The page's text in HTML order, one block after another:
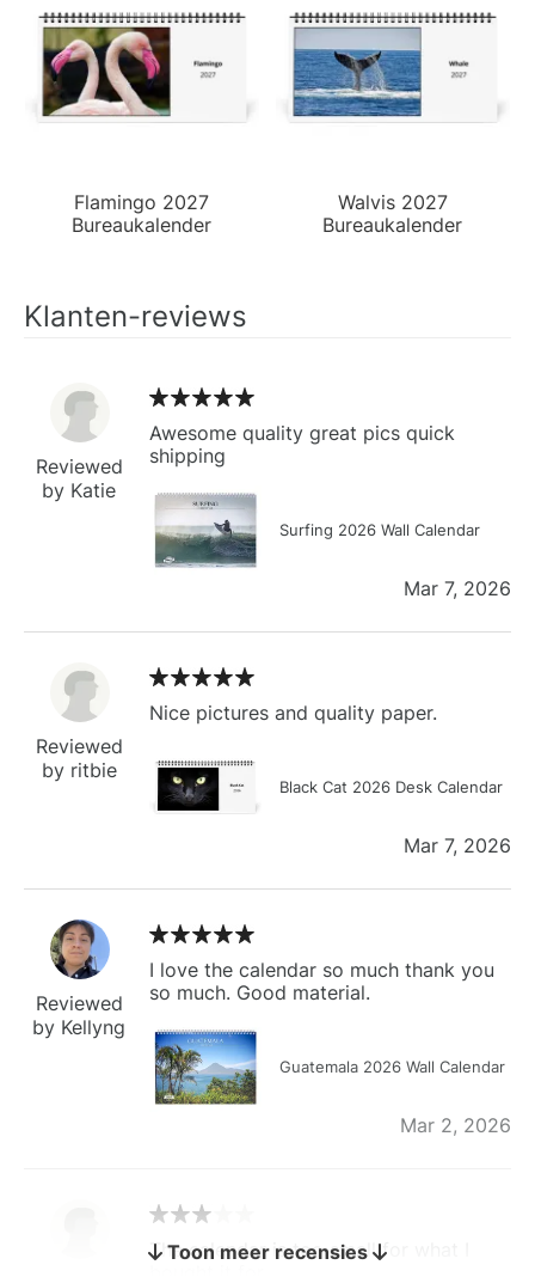
Flamingo 2027
Bureaukalender
Walvis 2027
Bureaukalender
Klanten-reviews
Reviewed
by Katie
Awesome quality great pics quick
shipping
Surfing 2026 Wall Calendar
Mar 7, 2026
Reviewed
by ritbie
Nice pictures and quality paper.
Black Cat 2026 Desk Calendar
Mar 7, 2026
Reviewed
by Kellyng
I love the calendar so much thank you
so much. Good material.
Guatemala 2026 Wall Calendar
Mar 2, 2026
The calendar is too small for what I
Toon meer recensies